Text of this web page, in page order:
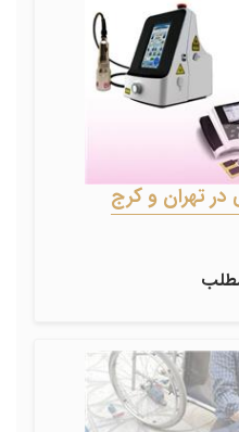
در تهران و کرج